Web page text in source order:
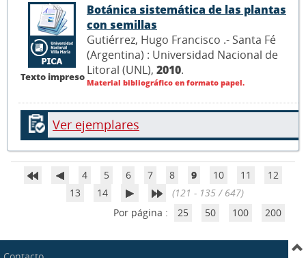
Texto impreso
Botánica sistemática de las plantas
con semillas
Gutiérrez, Hugo Francisco .- Santa Fé
(Argentina) : Universidad Nacional de
Litoral (UNL), 2010.
Material bibliográfico en formato papel.
Ver ejemplares
4 5 6 7 8 9 10 11
12
13
14
(121 - 135 / 647)
Por página :
25 50 100 200